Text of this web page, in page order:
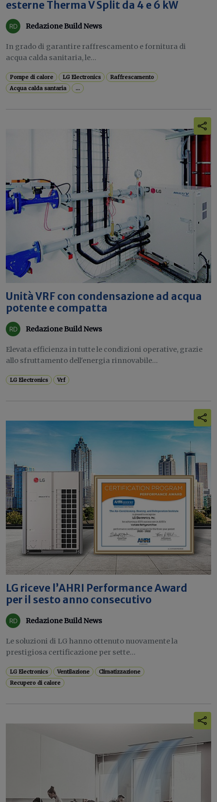
esterne Therma V Split da 4 e 6 kW
Redazione Build News
In grado di garantire raffrescamento e fornitura di
acqua calda sanitaria, le...
Pompe di calore LG Electronics
Raffrescamento
Acqua calda santaria
...
Unità VRF con condensazione ad acqua
potente e compatta
Redazione Build News
Elevata efficienza in tutte le condizioni operative, grazie
allo sfruttamento dell'energia rinnovabile...
LG Electronics Vrf
LG riceve l’AHRI Performance Award
per il sesto anno consecutivo
Redazione Build News
Le soluzioni di LG hanno ottenuto nuovamente la
prestigiosa certificazione per sette...
LG Electronics Ventilazione
Climatizzazione
Recupero di calore